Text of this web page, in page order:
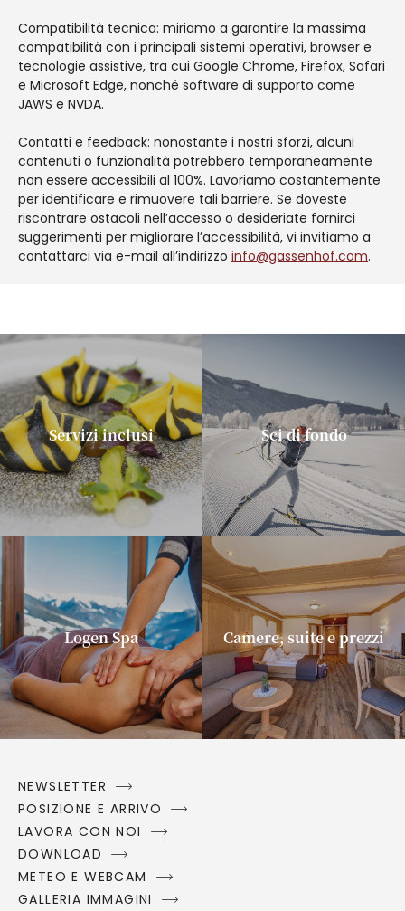
Compatibilità tecnica: miriamo a garantire la massima
compatibilità con i principali sistemi operativi, browser e
tecnologie assistive, tra cui Google Chrome, Firefox, Safari
e Microsoft Edge, nonché software di supporto come
JAWS e NVDA.
Contatti e feedback: nonostante i nostri sforzi, alcuni
contenuti o funzionalità potrebbero temporaneamente
non essere accessibili al 100%. Lavoriamo costantemente
per identificare e rimuovere tali barriere. Se doveste
riscontrare ostacoli nell’accesso o desideriate fornirci
suggerimenti per migliorare l’accessibilità, vi invitiamo a
contattarci via e-mail all’indirizzo info@gassenhof.com.
Servizi inclusi Sci di fondo
Logen Spa Camere, suite e prezzi
NEWSLETTER
POSIZIONE E ARRIVO
LAVORA CON NOI
DOWNLOAD
METEO E WEBCAM
GALLERIA IMMAGINI